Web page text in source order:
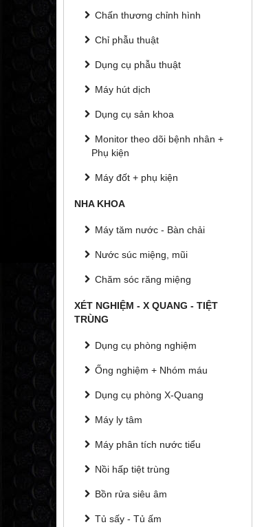
Chấn thương chỉnh hình
Chỉ phẫu thuật
Dụng cụ phẫu thuật
Máy hút dịch
Dụng cụ sản khoa
Monitor theo dõi bệnh nhân +
Phụ kiện
Máy đốt + phụ kiện
NHA KHOA
Máy tăm nước - Bàn chải
Nước súc miệng, mũi
Chăm sóc răng miệng
XÉT NGHIỆM - X QUANG - TIỆT
TRÙNG
Dụng cụ phòng nghiệm
Ống nghiệm + Nhóm máu
Dụng cụ phòng X-Quang
Máy ly tâm
Máy phân tích nước tiểu
Nồi hấp tiệt trùng
Bồn rửa siêu âm
Tủ sấy - Tủ ấm